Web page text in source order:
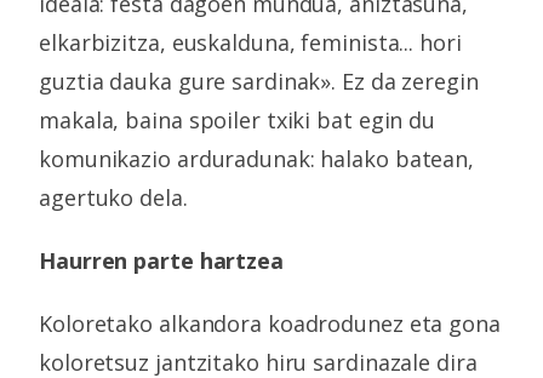
elkarbizitza, euskalduna, feminista... hori
guztia dauka gure sardinak». Ez da zeregin
makala, baina spoiler txiki bat egin du
komunikazio arduradunak: halako batean,
agertuko dela.
Haurren parte hartzea
Koloretako alkandora koadrodunez eta gona
koloretsuz jantzitako hiru sardinazale dira